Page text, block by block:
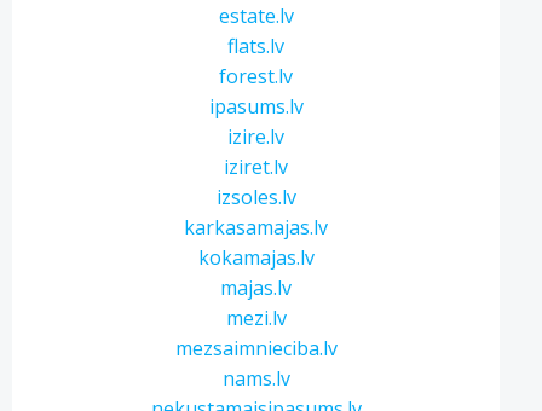
estate.lv
flats.lv
forest.lv
ipasums.lv
izire.lv
iziret.lv
izsoles.lv
karkasamajas.lv
kokamajas.lv
majas.lv
mezi.lv
mezsaimnieciba.lv
nams.lv